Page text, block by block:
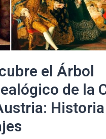
DETRÁS
DEL
ROMANCE
LEGENDARIO
el Árbol
de la